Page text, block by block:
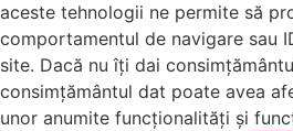
aceste tehnologii ne permite să
comportamentul de navigare sau
site. Dacă nu îți dai
consimțământul dat poate avea
unor anumite funcționalități și